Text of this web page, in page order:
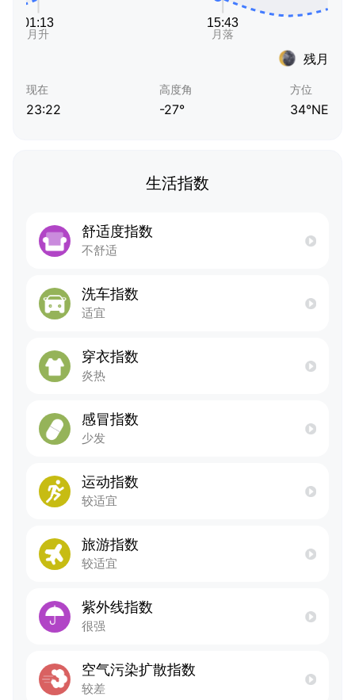
残月
现在
23:22
高度角
-27°
方位
34°NE
生活指数
舒适度指数
不舒适
洗车指数
适宜
穿衣指数
炎热
感冒指数
少发
运动指数
较适宜
旅游指数
较适宜
紫外线指数
很强
空气污染扩散指数
较差